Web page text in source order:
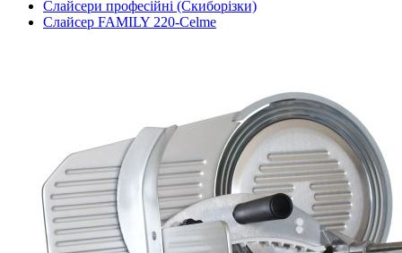
Слайсери професійні (Скиборізки)
Слайсер FAMILY 220-Celme